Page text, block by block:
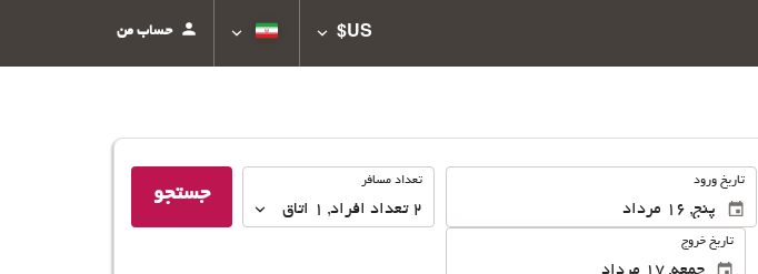
US$ حساب من
تاریخ ورود
تاریخ خروج
تعداد
تعداد مسافر
2 تعداد افراد ,
1 اتاق
جستجو